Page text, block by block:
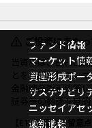
ご投資にあた
当資料は、ETFに
とを目的として、
金融商品取引法等
証券等の勧誘を目
【ETFに関する留意点
ファンド情報
ファンド情報
基準価額一覧
ファンド検索
ファンド比較
決算カレンダ
海外休日カレ
マーケット情
マーケット情
マーケット指
マーケットレ
コラム
ファンドレポー
資産形成ポー
資産形成ポー
資産形成サービ
サステナビリ
サステナビリ
サステナビリ
ニッセイアセ
ニッセイアセ
最新情報